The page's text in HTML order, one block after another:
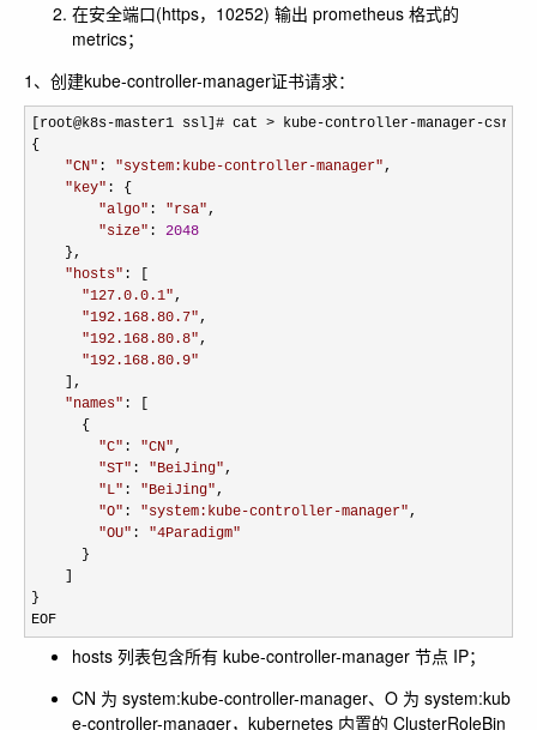
在安全端口(https，10252) 输出 prometheus 格式的
metrics；
1、创建kube-controller-manager证书请求：
[root@k8s-master1 ssl]# cat > kube-controller-manager-
{
"CN" : "system:kube-controller-manager",
"key" : {
"algo" : "rsa",
"size" : 2048
    },
"hosts" : [
"127.0.0.1",
"192.168.80.7",
"192.168.80.8",
"192.168.80.9"
    ],
"names" : [
      {
"C" : "CN",
"ST" : "BeiJing",
"L" : "BeiJing",
"O" : "system:kube-controller-manager",
"OU" : "4Paradigm"
      }
}
EOF
hosts 列表包含所有 kube-controller-manager 节点 IP；
CN 为 system:kube-controller-manager、O 为 system:kub
e-controller-manager，kubernetes 内置的 ClusterRoleBin